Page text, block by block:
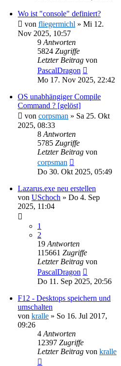
Wo ist "console" definiert?
von fliegermichl » Mi 12.
Nov 2025, 10:57
9 Antworten
5824 Zugriffe
Letzter Beitrag von
PascalDragon
Mo 17. Nov 2025, 22:42
OS unabhängiger Compile
Command ? [gelöst]
von corpsman » Sa 25. Okt
2025, 08:33
8 Antworten
5785 Zugriffe
Letzter Beitrag von
corpsman
Do 30. Okt 2025, 05:49
Lazarus.exe neu erstellen
von USchoch » Do 4. Sep
2025, 11:04
1
2
19 Antworten
115661 Zugriffe
Letzter Beitrag von
PascalDragon
Do 11. Sep 2025, 20:56
F12 - Desktops speichern und
umschalten
von kralle » So 16. Jul 2017,
09:26
4 Antworten
12397 Zugriffe
Letzter Beitrag von kralle